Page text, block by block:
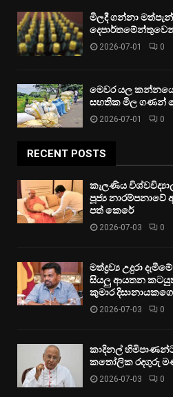
මිලදී ගන්නා
2026-07-01 0
මෙවර යල කන්නයේ
සහතික මිල ගණන්
2026-07-01 0
RECENT POSTS
කැලණිය
පූජ්‍ය
පත් කෙරේ
2026-07-03 0
මත්ද්‍රව්‍ය උදුරා
සියලු ආයතන
කුමාර
2026-07-03 0
කාදිනල් හිමිපාණන්ට
කතෝලික රදගුරු
2026-07-03 0